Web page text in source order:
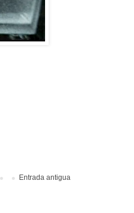
Entrada antigua